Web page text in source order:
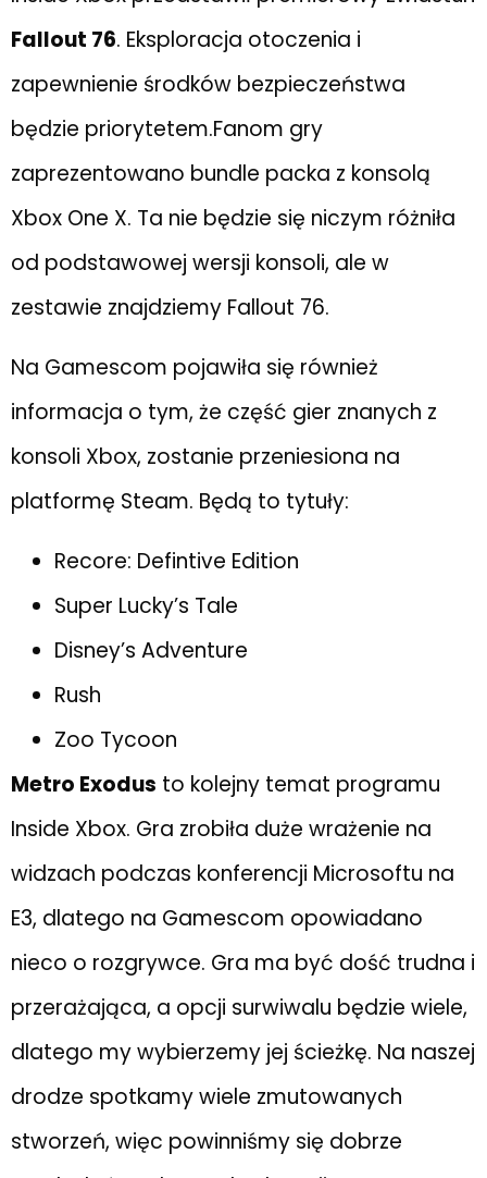
Fallout 76. Eksploracja otoczenia i
zapewnienie środków bezpieczeństwa
będzie priorytetem.Fanom gry
zaprezentowano bundle packa z konsolą
Xbox One X. Ta nie będzie się niczym różniła
od podstawowej wersji konsoli, ale w
zestawie znajdziemy Fallout 76.
Na Gamescom pojawiła się również
informacja o tym, że część gier znanych z
konsoli Xbox, zostanie przeniesiona na
platformę Steam. Będą to tytuły:
Recore: Defintive Edition
Super Lucky’s Tale
Disney’s Adventure
Rush
Zoo Tycoon
Metro Exodus to kolejny temat programu
Inside Xbox. Gra zrobiła duże wrażenie na
widzach podczas konferencji Microsoftu na
E3, dlatego na Gamescom opowiadano
nieco o rozgrywce. Gra ma być dość trudna i
przerażająca, a opcji surwiwalu będzie wiele,
dlatego my wybierzemy jej ścieżkę. Na naszej
drodze spotkamy wiele zmutowanych
stworzeń, więc powinniśmy się dobrze